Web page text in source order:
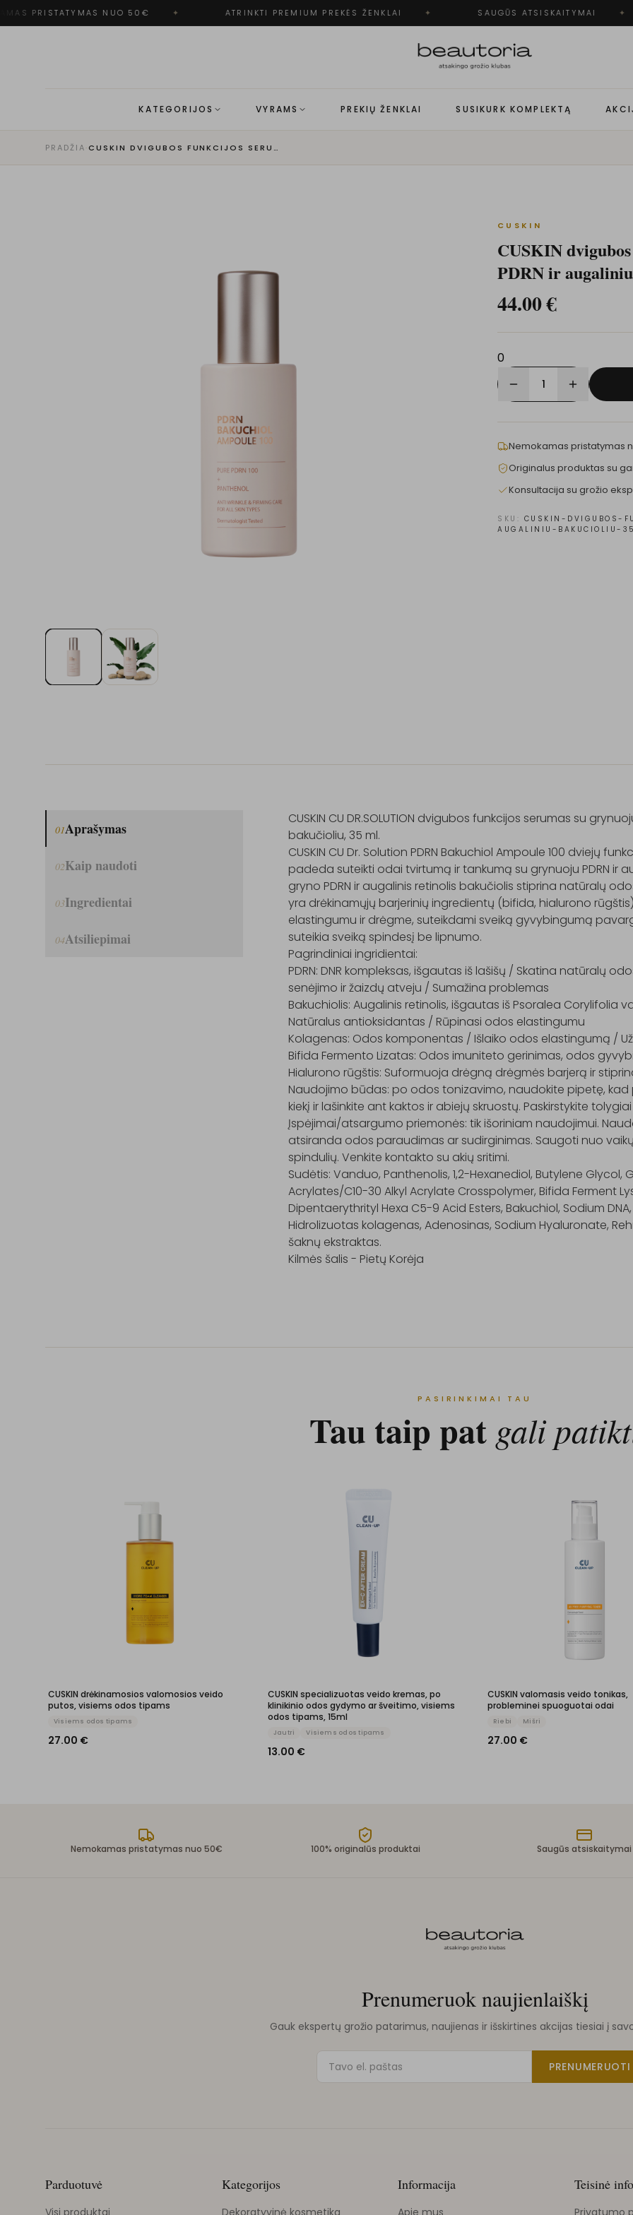
PRISTATYMAS NUO 50€ ATRINKTI PREMIUM PREKĖS ŽENKLAI SAUGŪS ATSISKAITYMAI
KATEGORIJOS VYRAMS PREKIŲ ŽENKLAI SUSIKURK KOMPLEKTĄ
PRADŽIA· CUSKIN DVIGUBOS FUNKCIJOS SERUMAS SU GRYNUOJU PDRN IR AUGALINIU BAKUČIOLIU, 35ML
CUSKIN
CUSKIN
PDRN ir
44.00€
0
1
Nemokamas pristatymas
Originalus produktas su
Konsultacija su grožio
SKU: CUSKIN-DVIGUBOS-
AUGALINIU-BAKUCIOLIU-
01Aprašymas
02Kaip naudoti
03Ingredientai
04Atsiliepimai
CUSKIN CU DR.SOLUTION dvigubos funkcijos serumas su
bakučioliu, 35 ml.
CUSKIN CU Dr. Solution PDRN Bakuchiol Ampoule 100 dviejų
padeda suteikti odai tvirtumą ir tankumą su grynuoju PDRN ir
gryno PDRN ir augalinis retinolis bakučiolis stiprina natūralų
yra drėkinamųjų barjerinių ingredientų (bifida, hialurono
elastingumu ir drėgme, suteikdami sveiką gyvybingumą
suteikia sveiką spindesį be lipnumo.
Pagrindiniai ingridientai:
PDRN: DNR kompleksas, išgautas iš lašišų / Skatina natūralų
senėjimo ir žaizdų atveju / Sumažina problemas
Bakuchiolis: Augalinis retinolis, išgautas iš Psoralea Corylifolia
Natūralus antioksidantas / Rūpinasi odos elastingumu
Kolagenas: Odos komponentas / Išlaiko odos elastingumą /
Bifida Fermento Lizatas: Odos imuniteto gerinimas, odos
Hialurono rūgštis: Suformuoja drėgną drėgmės barjerą ir
Naudojimo būdas: po odos tonizavimo, naudokite pipetę,
kiekį ir lašinkite ant kaktos ir abiejų skruostų. Paskirstykite
Įspėjimai/atsargumo priemonės: tik išoriniam naudojimui.
atsiranda odos paraudimas ar sudirginimas. Saugoti nuo
spindulių. Venkite kontakto su akių sritimi.
Sudėtis: Vanduo, Panthenolis, 1,2-Hexanediol, Butylene Glycol,
Acrylates/C10-30 Alkyl Acrylate Crosspolymer, Bifida Ferment
Dipentaerythrityl Hexa C5-9 Acid Esters, Bakuchiol, Sodium
Hidrolizuotas kolagenas, Adenosinas, Sodium Hyaluronate,
šaknų ekstraktas.
Kilmės šalis - Pietų Korėja
PASIRINKIMAI TAU
Tau taip pat gali
CUSKIN drėkinamosios valomosios veido
putos, visiems odos tipams
Visiems odos tipams
27.00 €
CUSKIN specializuotas veido kremas, po
klinikinio odos gydymo ar šveitimo, visiems
odos tipams, 15ml
Jautri Visiems odos tipams
13.00 €
CUSKIN valomasis veido tonikas,
probleminei spuoguotai odai
Riebi Mišri
27.00 €
Nemokamas pristatymas nuo 50€ 100% originalūs produktai Saugūs atsiskaitymai
Prenumeruok naujienlaiškį
Gauk ekspertų grožio patarimus, naujienas ir išskirtines akcijas tiesiai į
PRENUMERUOTI
Parduotuvė
Visi produktai
Kategorijos
Dekoratyvinė kosmetika
Informacija
Apie mus
Teisinė
Privatumo